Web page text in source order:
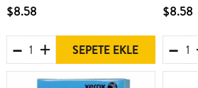
$8.58
SEPETE EKLE
$8.58